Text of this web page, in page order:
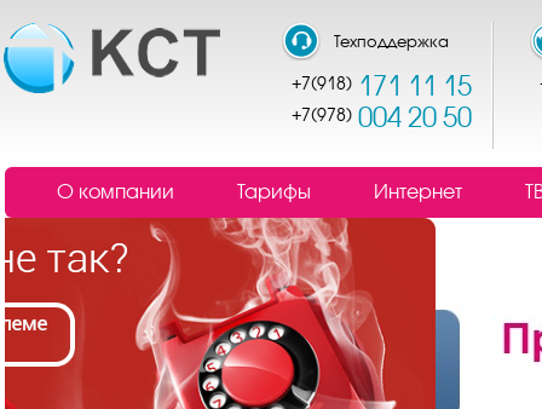
Техподдержка
+7(918)171 11 15
+7(978)004 20 50
О компании Тарифы Интернет